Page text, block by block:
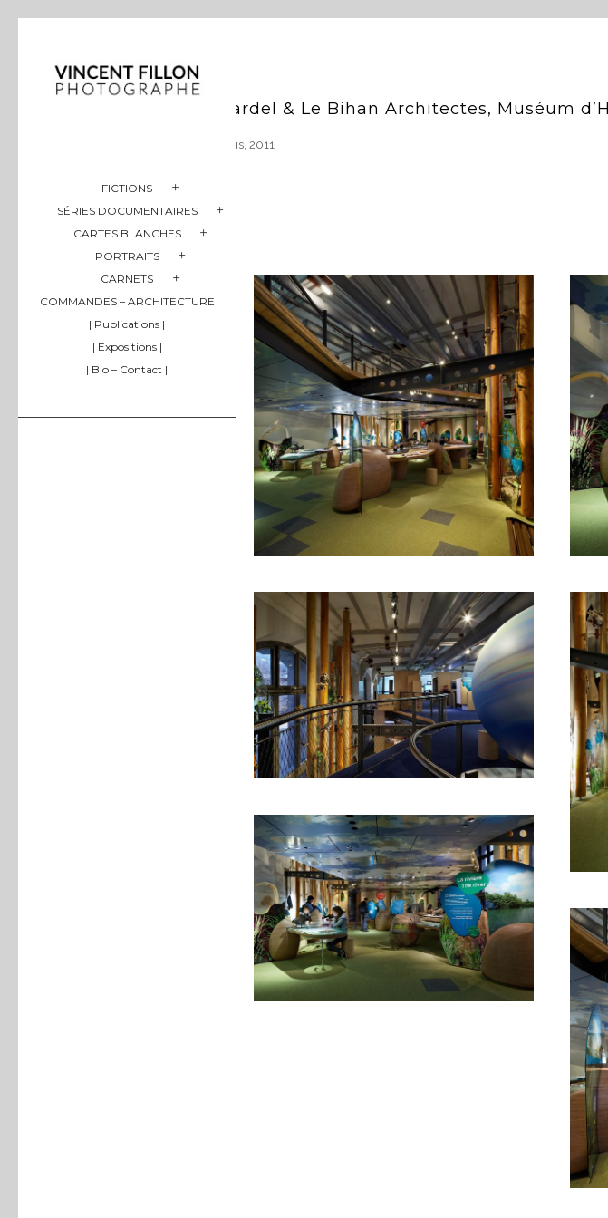
FICTIONS
SÉRIES DOCUMENTAIRES
CARTES BLANCHES
PORTRAITS
CARNETS
COMMANDES – ARCHITECTURE
| Publications |
| Expositions |
| Bio – Contact |
Hardel & Le Bihan Architectes, Muséum
Paris, 2011